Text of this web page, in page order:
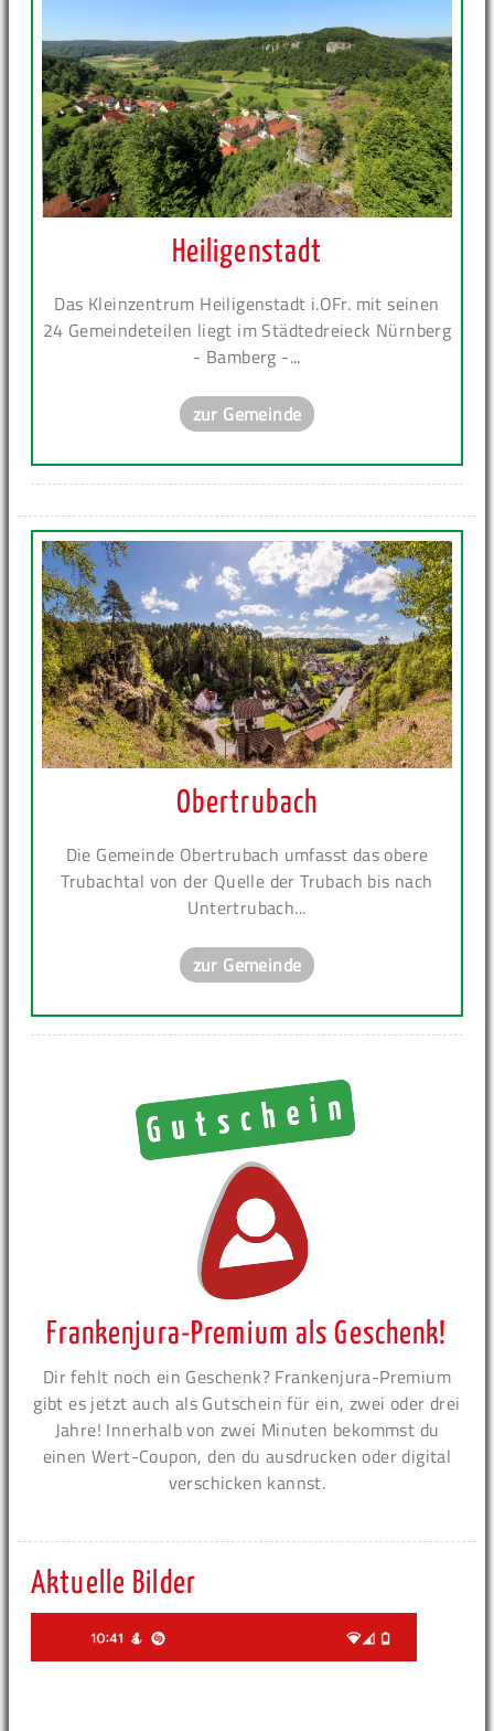
Heiligenstadt
Das Kleinzentrum Heiligenstadt i.OFr. mit seinen
24 Gemeindeteilen liegt im Städtedreieck Nürnberg
- Bamberg -...
zur Gemeinde
Obertrubach
Die Gemeinde Obertrubach umfasst das obere
Trubachtal von der Quelle der Trubach bis nach
Untertrubach...
zur Gemeinde
Frankenjura-Premium als Geschenk!
Dir fehlt noch ein Geschenk? Frankenjura-Premium
gibt es jetzt auch als Gutschein für ein, zwei oder drei
Jahre! Innerhalb von zwei Minuten bekommst du
einen Wert-Coupon, den du ausdrucken oder digital
verschicken kannst.
Aktuelle Bilder